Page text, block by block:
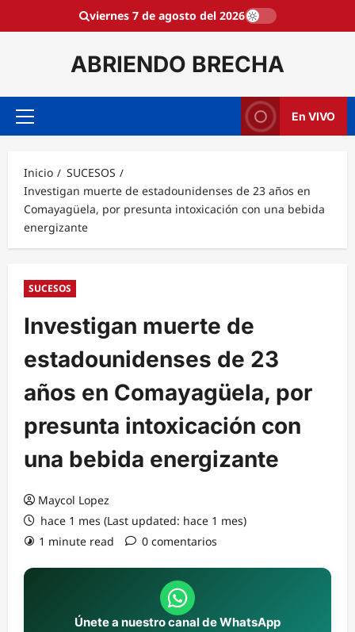
viernes 7 de agosto del 2026
ABRIENDO BRECHA
Menú
En VIVO
Inicio
SUCESOS
Investigan muerte de estadounidenses de 23 años en
Comayagüela, por presunta intoxicación con una bebida
energizante
SUCESOS
Investigan muerte de
estadounidenses de 23
años en Comayagüela, por
presunta intoxicación con
una bebida energizante
Maycol Lopez
hace 1 mes (Last updated: hace 1 mes)
1 minute read
0 comentarios
Únete a nuestro canal de WhatsApp